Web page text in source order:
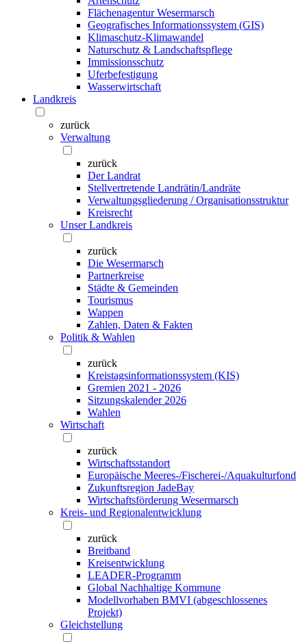
Flächenagentur Wesermarsch
Geografisches Informationssystem (GIS)
Klimaschutz-Klimawandel
Naturschutz & Landschaftspflege
Immissionsschutz
Uferbefestigung
Wasserwirtschaft
Landkreis
zurück
Verwaltung
zurück
Der Landrat
Stellvertretende Landrätin/Landräte
Verwaltungsgliederung / Organisationsstruktur
Kreisrecht
Unser Landkreis
zurück
Die Wesermarsch
Partnerkreise
Städte & Gemeinden
Tourismus
Wappen
Zahlen, Daten & Fakten
Politik & Wahlen
zurück
Kreistagsinformationssystem (KIS)
Gremien 2021 - 2026
Sitzungskalender 2026
Wahlen
Wirtschaft
zurück
Wirtschaftsstandort
Europäische Meeres-/Fischerei-/Aquakulturfond
Zukunftsregion JadeBay
Wirtschaftsförderung Wesermarsch
Kreis- und Regionalentwicklung
zurück
Breitband
Kreisentwicklung
LEADER-Programm
Global Nachhaltige Kommune
Modellvorhaben BMVI (abgeschlossenes
Projekt)
Gleichstellung